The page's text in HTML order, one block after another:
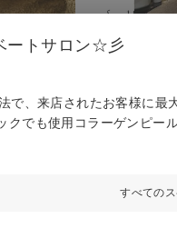
ートサロン☆彡
、来店されたお客様に最
でも使用コラーゲンピー
すべての